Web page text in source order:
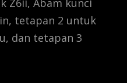
tetapan 2 untuk
dan tetapan 3